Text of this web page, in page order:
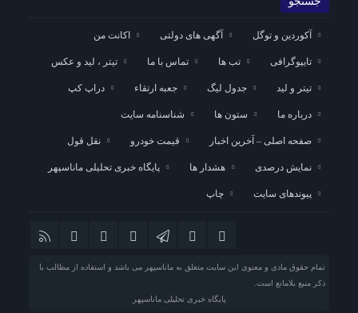
آکوردین و توگل آگهی های دولتی اکانت من
تایپوگرافی تب ها تماس با ما تیتر ، لید و عکس
تیتر و لید جدول لیگ جعبه ارتقاء دراپ کپ
درباره ما ستون ها شناسنامه سایت
صفحه اصلی – آخرین اخبار قیمت خودرو نقل قول
نمایش درصدی هشدار ها پایگاه خبری تحلیلی ماناسپهر
پیوندهای سایت چاپ
تمام حقوق مادی و معنوی این سایت متعلق به ماناسپهر می باشد و استفاده از مطالب با
ذکر منبع بلامانع است.
پایگاه خبری تحلیلی ماناسپهر